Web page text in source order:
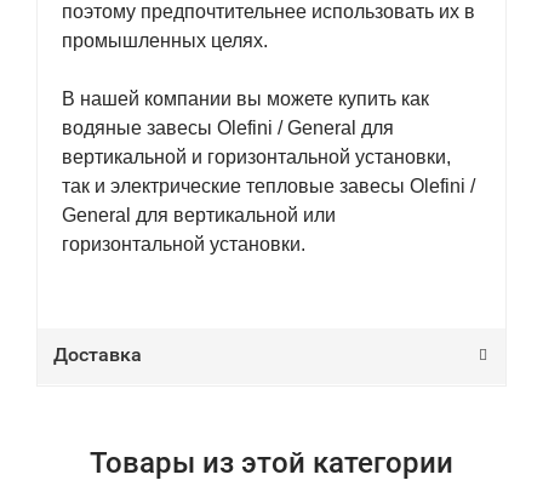
поэтому предпочтительнее использовать их в
промышленных целях.
В нашей компании вы можете купить как
водяные завесы Olefini / General для
вертикальной и горизонтальной установки,
так и электрические тепловые завесы Olefini /
General для вертикальной или
горизонтальной установки.
Доставка
Товары из этой категории